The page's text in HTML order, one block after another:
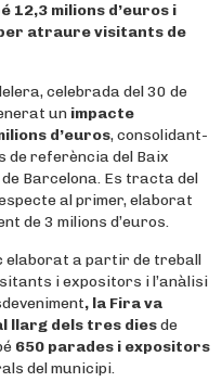
milions d’euros i
atraure visitants de
celebrada del 30 de
un impacte
d’euros, consolidant-
de referència del Baix
Barcelona. Es tracta del
al primer, elaborat
de 3 milions d’euros.
elaborat a partir de treball
i expositors i l’anàlisi
, la Fira va
llarg dels tres diesde
650 parades i expositors
del municipi.